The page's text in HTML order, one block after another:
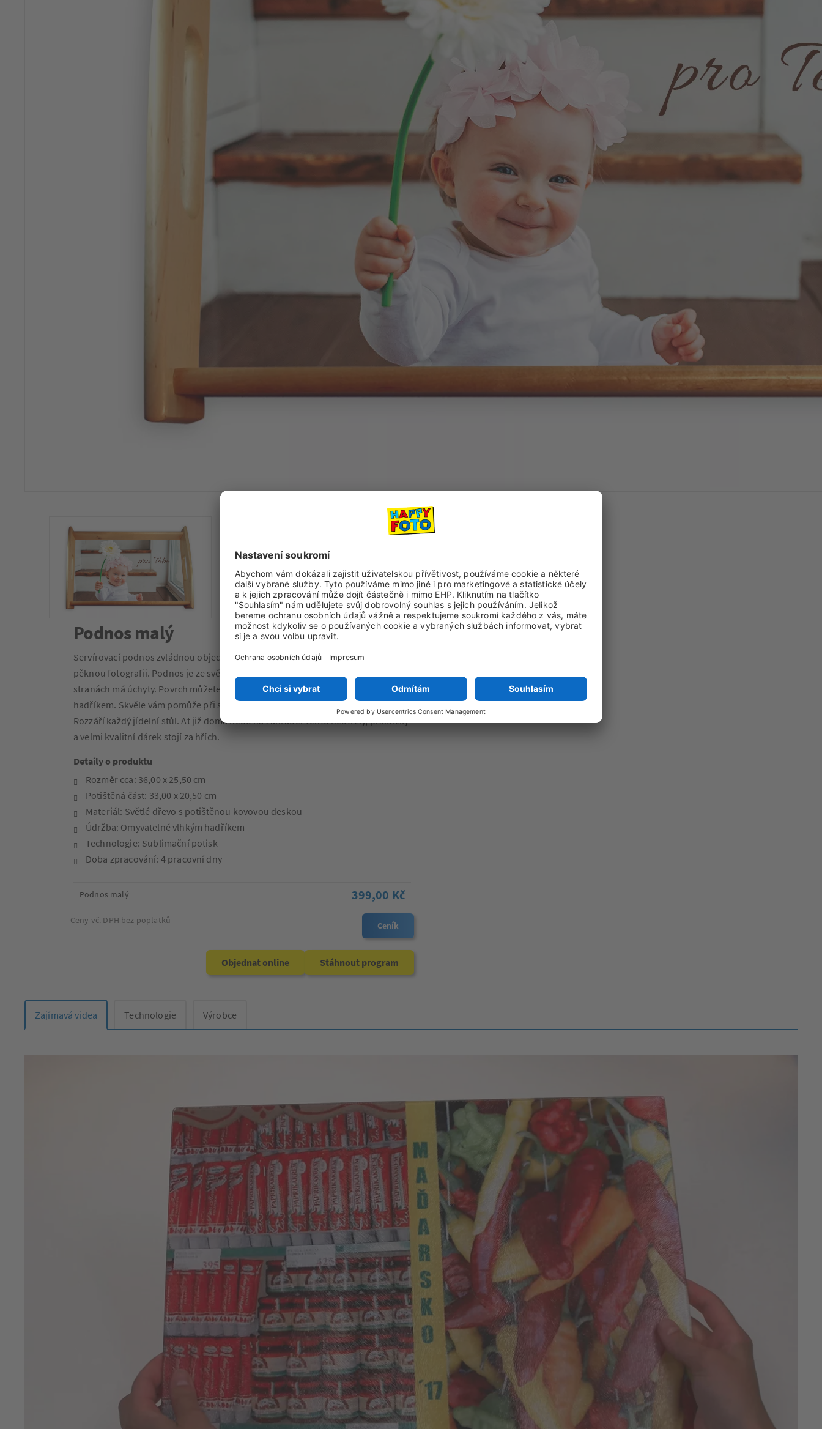
Podnos malý
Servírovací podnos zvládnou objednat i úplní začátečníci. Stačí vložit jednu
pěknou fotografii. Podnos je ze světlého dřeva obdélníkového tvaru a po
stranách má úchyty. Povrch můžete omývat, doporučujeme otírat vlhkým
hadříkem. Skvěle vám pomůže při stolování a přenášení nápojů, jídel, zákusků.
Rozzáří každý jídelní stůl. Ať již doma nebo na zahradě. Tento neotřelý, praktický
a velmi kvalitní dárek stojí za hřích.
Detaily o produktu
Rozměr cca: 36,00 x 25,50 cm
Potištěná část: 33,00 x 20,50 cm
Materiál: Světlé dřevo s potištěnou kovovou deskou
Údržba: Omyvatelné vlhkým hadříkem
Technologie: Sublimační potisk
Doba zpracování: 4 pracovní dny
Podnos malý 399,00 Kč
Ceník
Ceny vč. DPH bez poplatků
Objednat online Stáhnout program
Zajímavá videa Technologie Výrobce